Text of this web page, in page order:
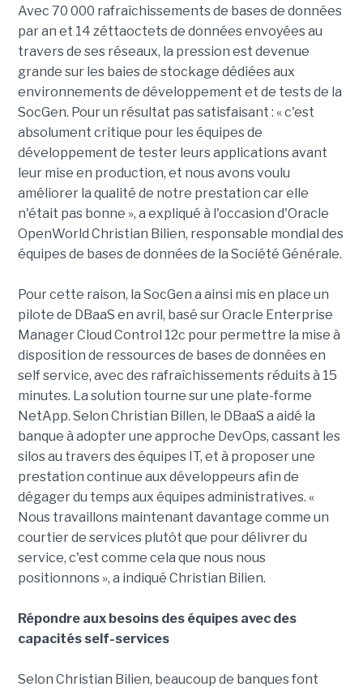
Avec 70 000 rafraîchissements de bases de données
par an et 14 zéttaoctets de données envoyées au
travers de ses réseaux, la pression est devenue
grande sur les baies de stockage dédiées aux
environnements de développement et de tests de la
SocGen. Pour un résultat pas satisfaisant : « c'est
absolument critique pour les équipes de
développement de tester leurs applications avant
leur mise en production, et nous avons voulu
améliorer la qualité de notre prestation car elle
n'était pas bonne », a expliqué à l'occasion d'Oracle
OpenWorld Christian Bilien, responsable mondial des
équipes de bases de données de la Société Générale.
Pour cette raison, la SocGen a ainsi mis en place un
pilote de DBaaS en avril, basé sur Oracle Enterprise
Manager Cloud Control 12c pour permettre la mise à
disposition de ressources de bases de données en
self service, avec des rafraîchissements réduits à 15
minutes. La solution tourne sur une plate-forme
NetApp. Selon Christian Billen, le DBaaS a aidé la
banque à adopter une approche DevOps, cassant les
silos au travers des équipes IT, et à proposer une
prestation continue aux développeurs afin de
dégager du temps aux équipes administratives. «
Nous travaillons maintenant davantage comme un
courtier de services plutôt que pour délivrer du
service, c'est comme cela que nous nous
positionnons », a indiqué Christian Bilien.
Répondre aux besoins des équipes avec des
capacités self-services
Selon Christian Bilien, beaucoup de banques font